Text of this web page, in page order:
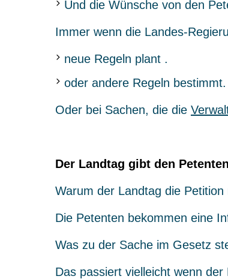
Und die Wünsche von den
Immer wenn die Landes-
neue Regeln plant .
oder andere Regeln bestimmt.
Oder bei Sachen, die die
Der Landtag gibt den
Warum der Landtag die Petition
Die Petenten bekommen eine
Was zu der Sache im Gesetz
Das passiert vielleicht wenn der